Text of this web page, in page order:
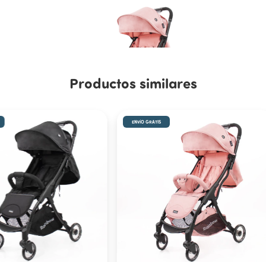
Productos similares
ENVÍO GRATIS